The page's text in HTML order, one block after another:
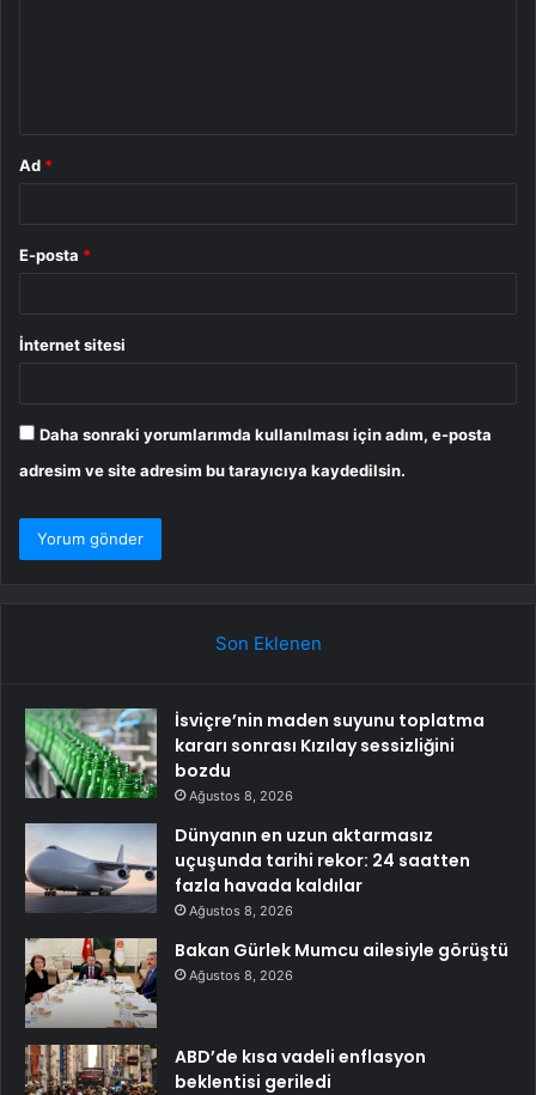
Ad *
E-posta *
İnternet sitesi
Daha sonraki yorumlarımda kullanılması için adım, e-posta
adresim ve site adresim bu tarayıcıya kaydedilsin.
Son Eklenen
İsviçre’nin maden suyunu toplatma
kararı sonrası Kızılay sessizliğini
bozdu
Ağustos 8, 2026
Dünyanın en uzun aktarmasız
uçuşunda tarihi rekor: 24 saatten
fazla havada kaldılar
Ağustos 8, 2026
Bakan Gürlek Mumcu ailesiyle görüştü
Ağustos 8, 2026
ABD’de kısa vadeli enflasyon
beklentisi geriledi